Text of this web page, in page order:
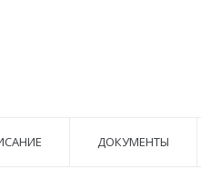
ДОКУМЕНТЫ